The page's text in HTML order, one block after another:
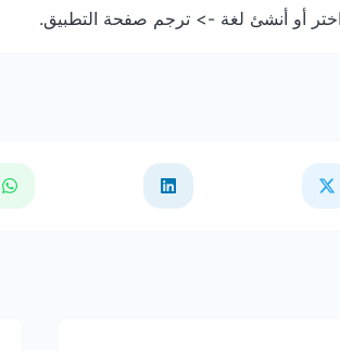
أو أنشئ لغة -> ترجم صفحة التطبيق.